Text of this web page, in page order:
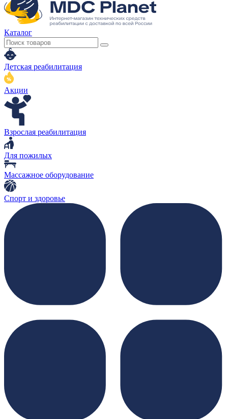
Каталог
Детская реабилитация
Акции
Взрослая реабилитация
Для пожилых
Массажное оборудование
Спорт и здоровье